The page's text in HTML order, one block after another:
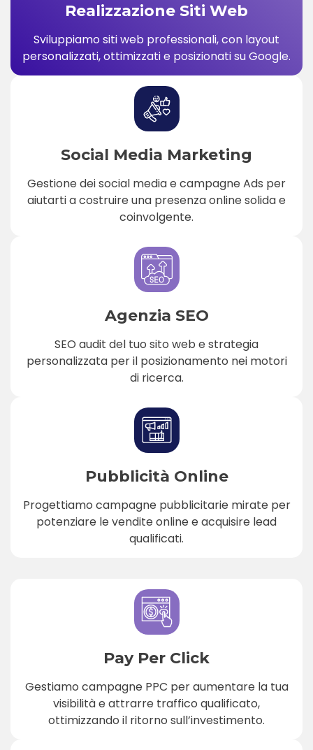
Realizzazione Siti Web
Sviluppiamo siti web professionali, con layout
personalizzati, ottimizzati e posizionati su Google.
Social Media Marketing
Gestione dei social media e campagne Ads per
aiutarti a costruire una presenza online solida e
coinvolgente.
Agenzia SEO
SEO audit del tuo sito web e strategia
personalizzata per il posizionamento nei motori
di ricerca.
Pubblicità Online
Progettiamo campagne pubblicitarie mirate per
potenziare le vendite online e acquisire lead
qualificati.
Pay Per Click
Gestiamo campagne PPC per aumentare la tua
visibilità e attrarre traffico qualificato,
ottimizzando il ritorno sull’investimento.